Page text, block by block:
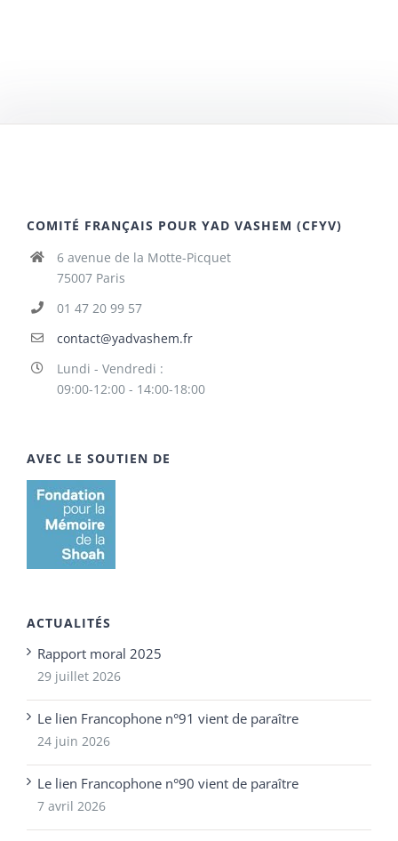
COMITÉ FRANÇAIS POUR YAD VASHEM (CFYV)
6 avenue de la Motte-Picquet
75007 Paris
01 47 20 99 57
contact@yadvashem.fr
Lundi - Vendredi :
09:00-12:00 - 14:00-18:00
AVEC LE SOUTIEN DE
ACTUALITÉS
Rapport moral 2025
29 juillet 2026
Le lien Francophone n°91 vient de paraître
24 juin 2026
Le lien Francophone n°90 vient de paraître
7 avril 2026